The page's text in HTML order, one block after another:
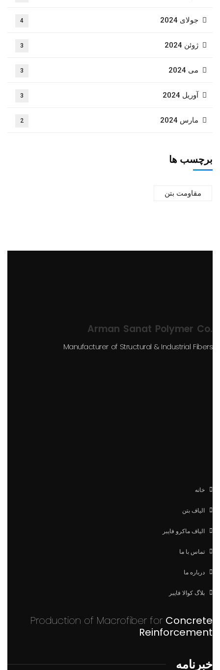
جولای 2024 4
ژوئن 2024 3
می 2024 3
آوریل 2024 3
مارس 2024 2
برچسب ها
مقاومت بتن
Arman Sanat Polymer Co.
Manufacturer of Structural & Industrial Fibers
خانه
الیاف بتن
الیاف ماکرو فایبر
تماس با ما
درباره ما
بلاگ کوالا فایبر
Production of Macrofiber for Concrete
Reinforcement
خبرنامه